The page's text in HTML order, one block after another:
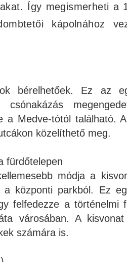
Így megismerheti a
kápolnához
bérelhetőek. Ez az
a Medve-tótól található.
közelíthető meg.
fürdőtelepen
módja a
a központi parkból. Ez
felfedezze a történelmi
városában. A kisvonat
számára is.